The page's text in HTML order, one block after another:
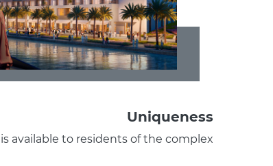
Uniqueness
available to residents of the complex: